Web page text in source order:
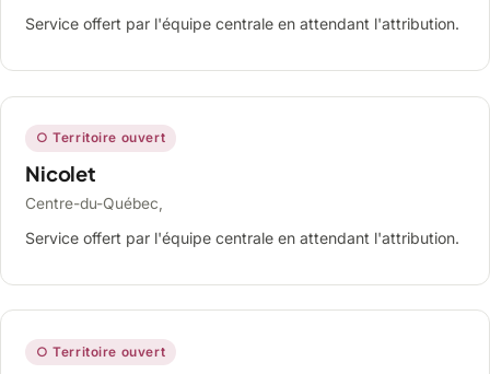
Service offert par l'équipe centrale en attendant l'attribution.
○ Territoire ouvert
Nicolet
Centre-du-Québec,
Service offert par l'équipe centrale en attendant l'attribution.
○ Territoire ouvert